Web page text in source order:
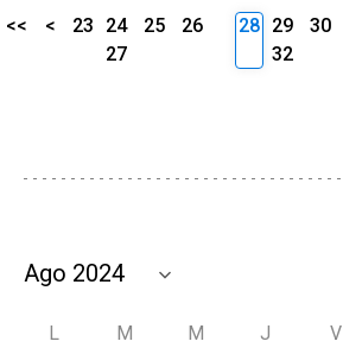
<< < 23 24 25
26
27
28 29 30
32
L M M J V